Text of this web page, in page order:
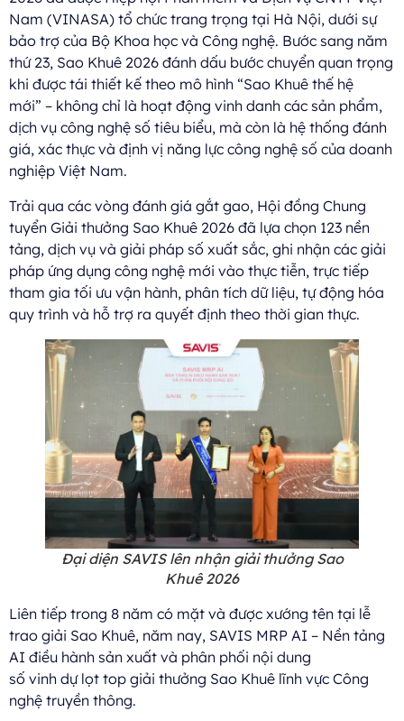
Nam (VINASA) tổ chức trang trọng tại Hà Nội, dưới sự
bảo trợ của Bộ Khoa học và Công nghệ. Bước sang năm
thứ 23, Sao Khuê 2026 đánh dấu bước chuyển quan trọng
khi được tái thiết kế theo mô hình “Sao Khuê thế hệ
mới” – không chỉ là hoạt động vinh danh các sản phẩm,
dịch vụ công nghệ số tiêu biểu, mà còn là hệ thống đánh
giá, xác thực và định vị năng lực công nghệ số của doanh
nghiệp Việt Nam.
Trải qua các vòng đánh giá gắt gao, Hội đồng Chung
tuyển Giải thưởng Sao Khuê 2026 đã lựa chọn 123 nền
tảng, dịch vụ và giải pháp số xuất sắc, ghi nhận các giải
pháp ứng dụng công nghệ mới vào thực tiễn, trực tiếp
tham gia tối ưu vận hành, phân tích dữ liệu, tự động hóa
quy trình và hỗ trợ ra quyết định theo thời gian thực.
Đại diện SAVIS lên nhận giải thưởng Sao
Khuê 2026
Liên tiếp trong 8 năm có mặt và được xướng tên tại lễ
trao giải Sao Khuê, năm nay, SAVIS MRP AI – Nền tảng
AI điều hành sản xuất và phân phối nội dung
số vinh dự lọt top giải thưởng Sao Khuê lĩnh vực Công
nghệ truyền thông.